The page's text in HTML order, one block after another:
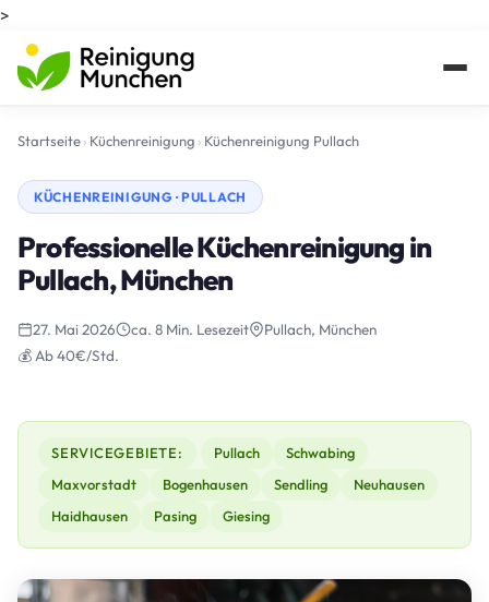
>
Startseite› Küchenreinigung › Küchenreinigung Pullach
KÜCHENREINIGUNG · PULLACH
Professionelle Küchenreinigung in
Pullach, München
27. Mai 2026 ca. 8 Min. Lesezeit
Pullach, München
💰 Ab 40€/Std.
SERVICEGEBIETE: Pullach
Schwabing
Maxvorstadt
Bogenhausen Sendling
Neuhausen
Haidhausen
Pasing Giesing